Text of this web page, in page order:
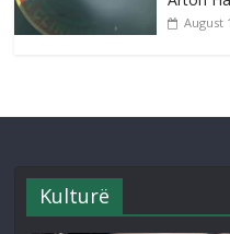
August
Kulturë